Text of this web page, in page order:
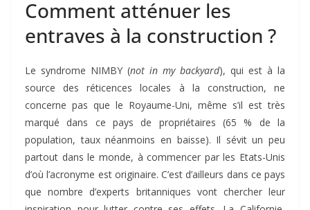
Comment atténuer les
entraves à la construction ?
Le syndrome NIMBY (not in my backyard), qui est à la
source des réticences locales à la construction, ne
concerne pas que le Royaume-Uni, même s’il est très
marqué dans ce pays de propriétaires (65 % de la
population, taux néanmoins en baisse). Il sévit un peu
partout dans le monde, à commencer par les Etats-Unis
d’où l’acronyme est originaire. C’est d’ailleurs dans ce pays
que nombre d’experts britanniques vont chercher leur